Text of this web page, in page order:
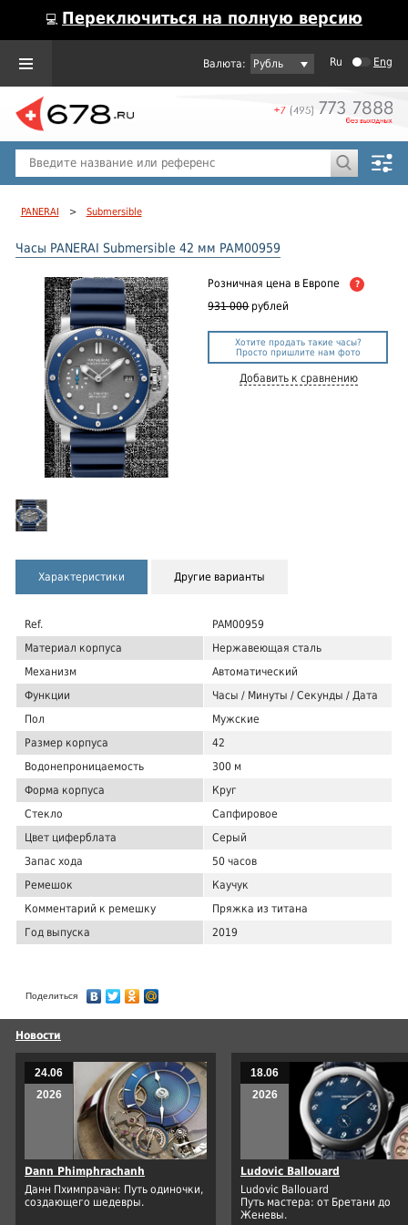
💻 Переключиться на полную версию
Рубль Ru Eng
PANERAI > Submersible
Часы PANERAI Submersible 42 мм PAM00959
Розничная цена в Европе ?
931 000 рублей
Хотите продать такие часы?
Просто пришлите нам фото
Добавить к сравнению
Характеристики Другие варианты
Ref.
PAM00959
Материал корпуса
Нержавеющая сталь
Механизм
Автоматический
Функции
Часы / Минуты / Секунды / Дата
Пол
Мужские
Размер корпуса
42
Водонепроницаемость
300 м
Форма корпуса
Круг
Стекло
Сапфировое
Цвет циферблата
Серый
Запас хода
50 часов
Ремешок
Каучук
Комментарий к ремешку
Пряжка из титана
Год выпуска
2019
Поделиться
Новости
24.06
2026
Dann Phimphrachanh
Данн Пхимпрачан: Путь одиночки,
создающего шедевры.
18.06
2026
Ludovic Ballouard
Ludovic Ballouard
Путь мастера: от Бретани до
Женевы.